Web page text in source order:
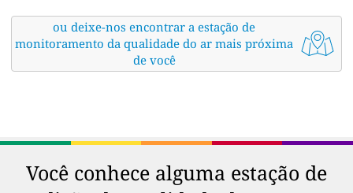
ou deixe-nos encontrar a estação de
monitoramento da qualidade do ar mais próxima
de você
Você conhece alguma estação de